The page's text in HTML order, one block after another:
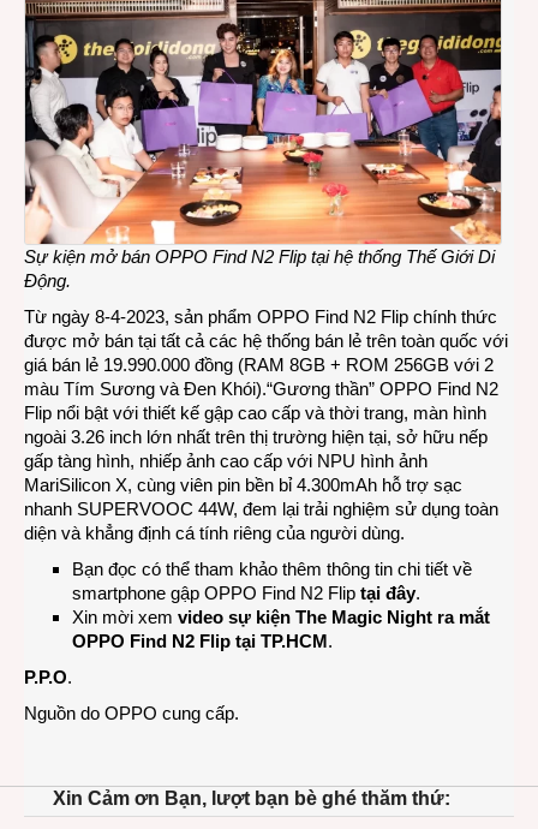
Sự kiện mở bán OPPO Find N2 Flip tại hệ thống Thế Giới Di
Động.
Từ ngày 8-4-2023, sản phẩm OPPO Find N2 Flip chính thức
được mở bán tại tất cả các hệ thống bán lẻ trên toàn quốc với
giá bán lẻ 19.990.000 đồng (RAM 8GB + ROM 256GB với 2
màu Tím Sương và Đen Khói).“Gương thần” OPPO Find N2
Flip nổi bật với thiết kế gập cao cấp và thời trang, màn hình
ngoài 3.26 inch lớn nhất trên thị trường hiện tại, sở hữu nếp
gấp tàng hình, nhiếp ảnh cao cấp với NPU hình ảnh
MariSilicon X, cùng viên pin bền bỉ 4.300mAh hỗ trợ sạc
nhanh SUPERVOOC 44W, đem lại trải nghiệm sử dụng toàn
diện và khẳng định cá tính riêng của người dùng.
Bạn đọc có thể tham khảo thêm thông tin chi tiết về
smartphone gập OPPO Find N2 Flip tại đây.
Xin mời xem video sự kiện The Magic Night ra mắt
OPPO Find N2 Flip tại TP.HCM.
P.P.O.
Nguồn do OPPO cung cấp.
Xin Cảm ơn Bạn, lượt bạn bè ghé thăm thứ: